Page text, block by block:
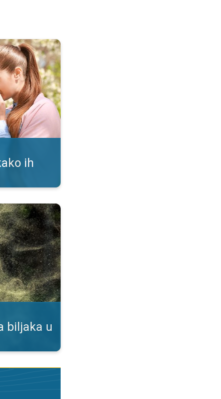
na polen. . .
ih
Podaci u našoj aplikaciji. . .
biljaka u